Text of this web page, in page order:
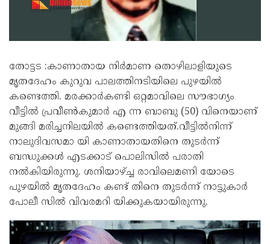
തോട്ടട :കാണാതായ നിർമാണ തൊഴിലാളിയുടെ
മൃതദേഹം കുറുവ പാലത്തിനടിയിലെ പുഴയിൽ
കണ്ടെത്തി. മരക്കാർകണ്ടി ഒറ്റമാവിലെ സൗഭാഗ്യം
വീട്ടിൽ പ്രവീൺകുമാർ എ ന്ന ബാബു (50) വിനെയാണ്
മുങ്ങി മരിച്ചനിലയിൽ കണ്ടെത്തിയത്.വീട്ടിൽനിന്ന്
നാലുദിവസമാ യി കാണാതായതിനെ തുടർന്ന്
ബന്ധുക്കൾ എടക്കാട് പൊലിസിൽ പരാതി
നൽകിയിരുന്നു. ശനിയാഴ്ച്ച രാവിലെമണി യോടെ
പുഴയിൽ മൃതദേഹം കണ്ട് തിനെ തുടർന്ന് നാട്ടുകാർ
പോലീ സിൽ വിവരമറി യിക്കുകയായിരുന്നു.